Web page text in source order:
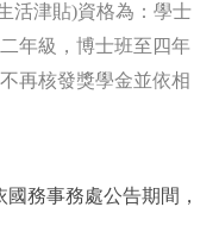
活津貼)資格為：學士
年級，博士班至四年
再核發獎學金並依相
務事務處公告期間，